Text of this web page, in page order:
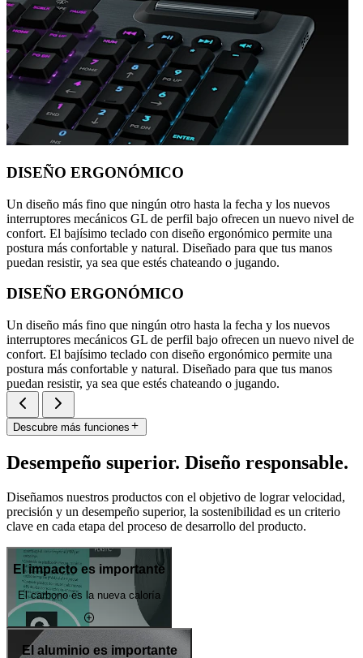
DISEÑO ERGONÓMICO
Un diseño más fino que ningún otro hasta la fecha y los nuevos
interruptores mecánicos GL de perfil bajo ofrecen un nuevo nivel de
confort. El bajísimo teclado con diseño ergonómico permite una
postura más confortable y natural. Diseñado para que tus manos
puedan resistir, ya sea que estés chateando o jugando.
DISEÑO ERGONÓMICO
Un diseño más fino que ningún otro hasta la fecha y los nuevos
interruptores mecánicos GL de perfil bajo ofrecen un nuevo nivel de
confort. El bajísimo teclado con diseño ergonómico permite una
postura más confortable y natural. Diseñado para que tus manos
puedan resistir, ya sea que estés chateando o jugando.
Descubre más funciones
Desempeño superior. Diseño responsable.
Diseñamos nuestros productos con el objetivo de lograr velocidad,
precisión y un desempeño superior, la sostenibilidad es un criterio
clave en cada etapa del proceso de desarrollo del producto.
El impacto es importante
El carbono es la nueva caloría
El aluminio es importante